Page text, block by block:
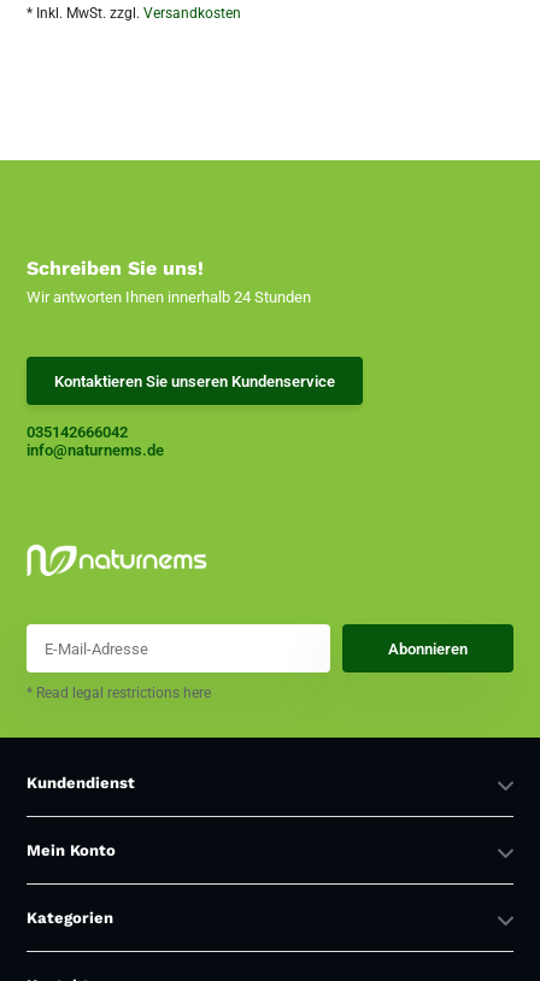
* Inkl. MwSt. zzgl.Versandkosten
Schreiben Sie uns!
Wir antworten Ihnen innerhalb 24 Stunden
Kontaktieren Sie unseren Kundenservice
035142666042
info@naturnems.de
Abonnieren
* Read legal restrictions here
Kundendienst
Mein Konto
Kategorien